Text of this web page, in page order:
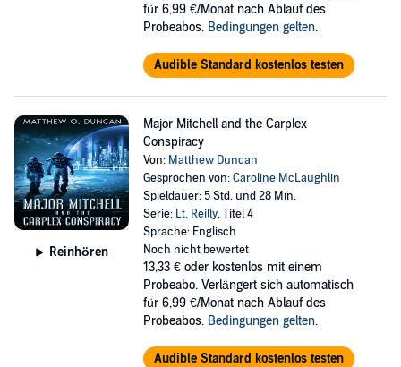
für 6,99 €/Monat nach Ablauf des
Probeabos. Bedingungen gelten.
Audible Standard kostenlos testen
Reinhören
Major Mitchell and the Carplex
Conspiracy
Von: Matthew Duncan
Gesprochen von:Caroline McLaughlin
Spieldauer: 5 Std. und 28 Min.
Serie: Lt. Reilly, Titel 4
Sprache: Englisch
Noch nicht bewertet
13,33 € oder kostenlos mit einem
Probeabo. Verlängert sich automatisch
für 6,99 €/Monat nach Ablauf des
Probeabos. Bedingungen gelten.
Audible Standard kostenlos testen